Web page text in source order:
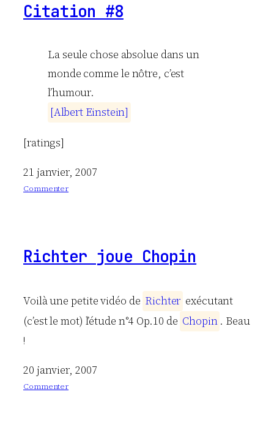
a
o
#
9
Citation #8
La seule chose absolue dans un
monde comme le nôtre, c’est
l’humour.
[Albert Einstein]
[ratings]
21 janvier, 2007
Commenter
a
n
#
Richter joue Chopin
Voilà une petite vidéo de Richter exécutant
(c’est le mot) l’étude n°4 Op.10 de Chopin . Beau
!
20 janvier, 2007
Commenter